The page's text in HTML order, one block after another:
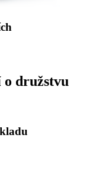
o družstvu